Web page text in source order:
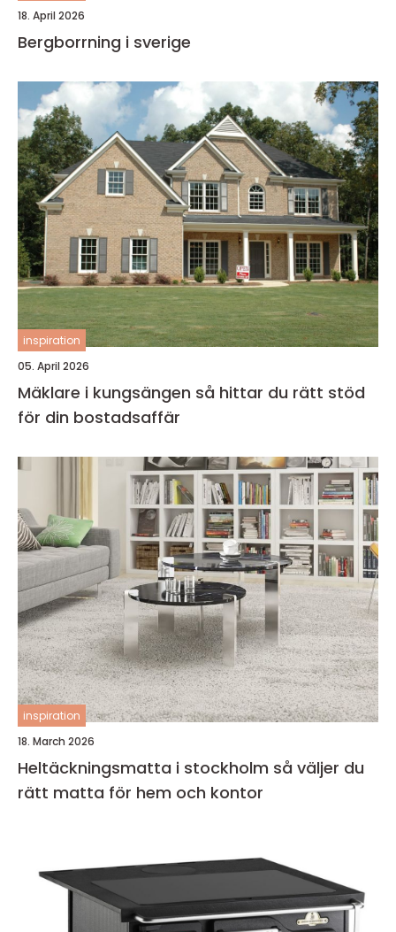
18. April 2026
Bergborrning i sverige
inspiration
05. April 2026
Mäklare i kungsängen så hittar du rätt stöd
för din bostadsaffär
inspiration
18. March 2026
Heltäckningsmatta i stockholm så väljer du
rätt matta för hem och kontor